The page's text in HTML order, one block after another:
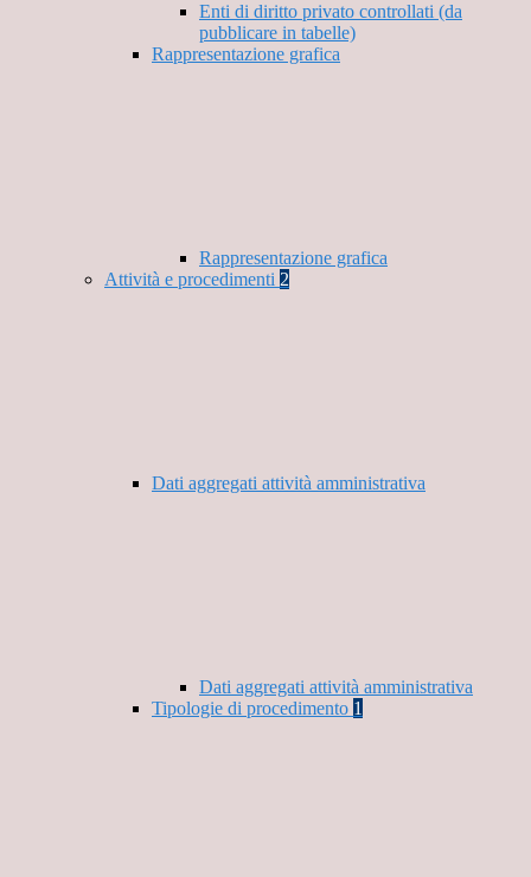
Enti di diritto privato controllati (da
pubblicare in tabelle)
Rappresentazione grafica
Rappresentazione grafica
Attività e procedimenti 2
Dati aggregati attività amministrativa
Dati aggregati attività amministrativa
Tipologie di procedimento 1